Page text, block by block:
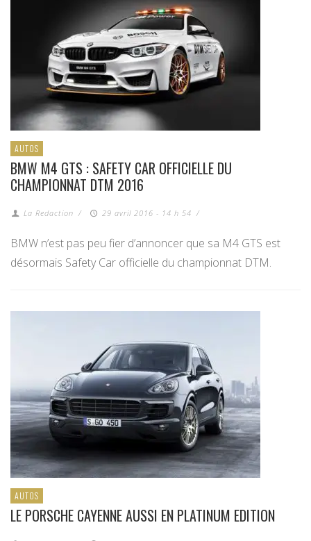
AUTOS
BMW M4 GTS : SAFETY CAR OFFICIELLE DU
CHAMPIONNAT DTM 2016
La Redaction / 29 avril 2016 - 14 h 54 /
BMW n’est pas peu fier d’annoncer que sa M4 GTS est
désormais Safety Car officielle du championnat DTM.
AUTOS
LE PORSCHE CAYENNE AUSSI EN PLATINUM EDITION